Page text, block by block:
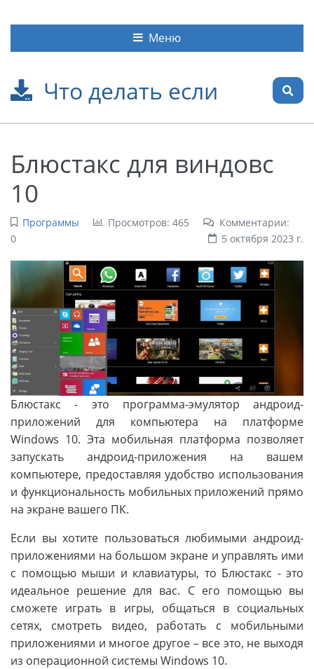
Что делать если
Меню
Блюстакс для виндовс
10
Программы Просмотров: 465
Комментарии:
0
5 октября 2023 г.
Блюстакс - это программа-эмулятор андроид-
приложений для компьютера на платформе
Windows 10. Эта мобильная платформа позволяет
запускать андроид-приложения на вашем
компьютере, предоставляя удобство использования
и функциональность мобильных приложений прямо
на экране вашего ПК.
Если вы хотите пользоваться любимыми андроид-
приложениями на большом экране и управлять ими
с помощью мыши и клавиатуры, то Блюстакс - это
идеальное решение для вас. С его помощью вы
сможете играть в игры, общаться в социальных
сетях, смотреть видео, работать с мобильными
приложениями и многое другое – все это, не выходя
из операционной системы Windows 10.